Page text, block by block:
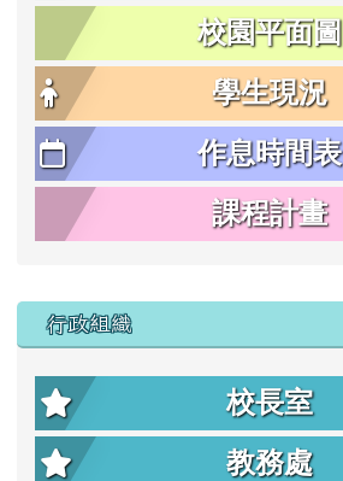
校園平面圖
學生現況
作息時間表
課程計畫
行政組織
校長室
教務處